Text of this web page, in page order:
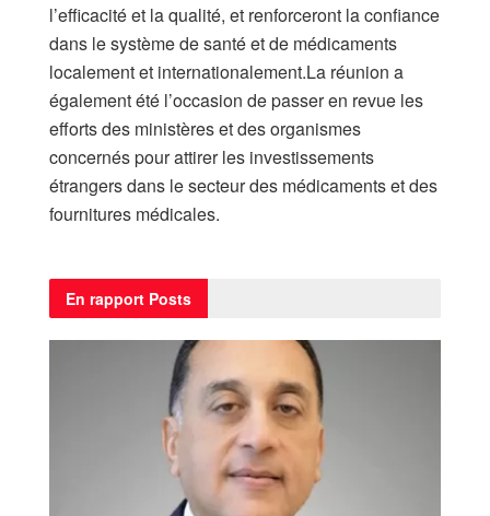
l’efficacité et la qualité, et renforceront la confiance
dans le système de santé et de médicaments
localement et internationalement.La réunion a
également été l’occasion de passer en revue les
efforts des ministères et des organismes
concernés pour attirer les investissements
étrangers dans le secteur des médicaments et des
fournitures médicales.
En rapport Posts